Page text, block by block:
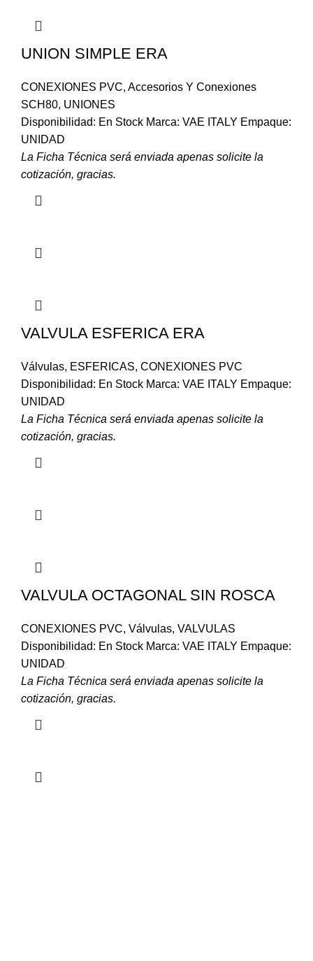
UNION SIMPLE ERA
CONEXIONES PVC, Accesorios Y Conexiones
SCH80, UNIONES
Disponibilidad: En Stock Marca: VAE ITALY Empaque:
UNIDAD
La Ficha Técnica será enviada apenas solicite la
cotización, gracias.
VALVULA ESFERICA ERA
Válvulas, ESFERICAS, CONEXIONES PVC
Disponibilidad: En Stock Marca: VAE ITALY Empaque:
UNIDAD
La Ficha Técnica será enviada apenas solicite la
cotización, gracias.
VALVULA OCTAGONAL SIN ROSCA
CONEXIONES PVC, Válvulas, VALVULAS
Disponibilidad: En Stock Marca: VAE ITALY Empaque:
UNIDAD
La Ficha Técnica será enviada apenas solicite la
cotización, gracias.